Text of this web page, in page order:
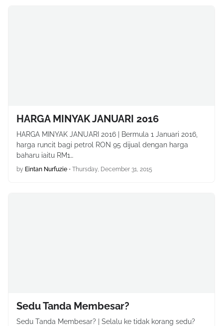
HARGA MINYAK JANUARI 2016
HARGA MINYAK JANUARI 2016 | Bermula 1 Januari 2016,
harga runcit bagi petrol RON 95 dijual dengan harga
baharu iaitu RM1…
by Eintan Nurfuzie • Thursday, December 31, 2015
Sedu Tanda Membesar?
Sedu Tanda Membesar? | Selalu ke tidak korang sedu?